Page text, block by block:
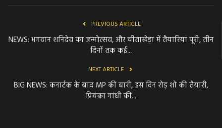
PREVIOUS ARTICLE
NEWS: भगवान शनिदेव का जन्मोत्सव, और चीताखेड़ा में तैयारियां पूरी, तीन
दिनों तक कई...
NEXT ARTICLE
BIG NEWS: कनार्टक के बाद MP की बारी, इस दिन रोड़ शो की तैयारी,
प्रियंका गांधी की...